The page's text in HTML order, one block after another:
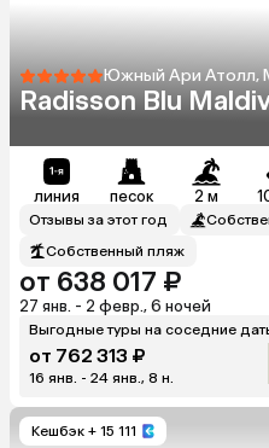
Южный Ари Атолл,
Radisson Blu
линия песок 2 м
Отзывы за этот год
Собственный пляж
от 638 017 ₽
27 янв. - 2 февр., 6 ночей
Выгодные туры на соседние
от 762 313 ₽
16 янв. - 24 янв., 8 н.
Кешбэк + 15 111